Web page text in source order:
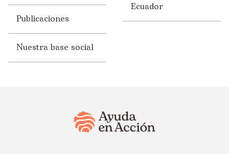
Publicaciones
Nuestra base social
Ecuador